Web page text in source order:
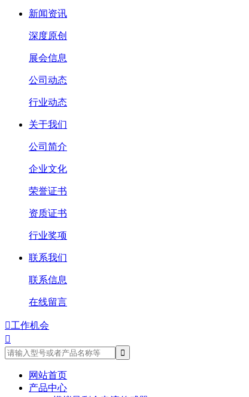
新闻资讯
深度原创
展会信息
公司动态
行业动态
关于我们
公司简介
企业文化
荣誉证书
资质证书
行业奖项
联系我们
联系信息
在线留言
工作机会

网站首页
产品中心